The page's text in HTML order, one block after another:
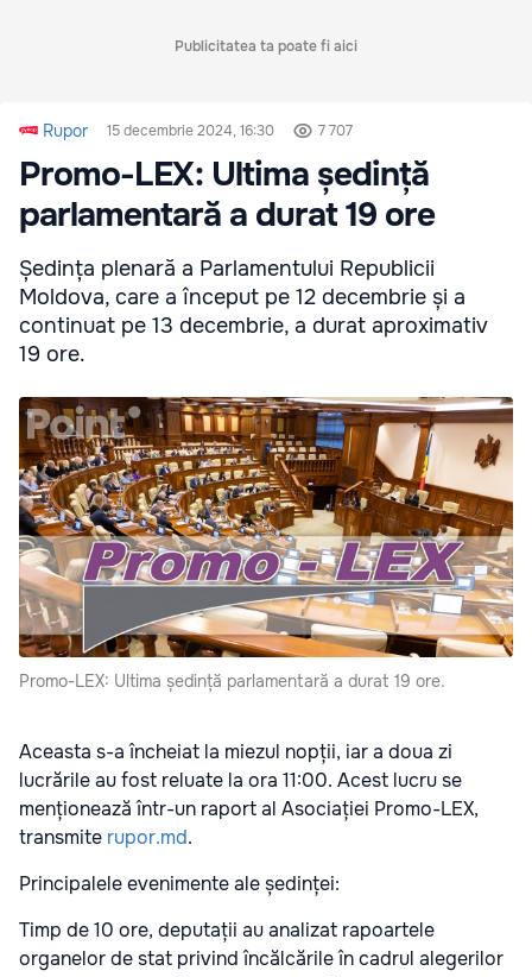
Publicitatea ta poate fi aici
Rupor 15 decembrie 2024, 16:30 7 707
Promo-LEX: Ultima ședință
parlamentară a durat 19 ore
Ședința plenară a Parlamentului Republicii
Moldova, care a început pe 12 decembrie și a
continuat pe 13 decembrie, a durat aproximativ
19 ore.
Promo-LEX: Ultima ședință parlamentară a durat 19 ore.
Aceasta s-a încheiat la miezul nopții, iar a doua zi
lucrările au fost reluate la ora 11:00. Acest lucru se
menționează într-un raport al Asociației Promo-LEX,
transmite rupor.md.
Principalele evenimente ale ședinței:
Timp de 10 ore, deputații au analizat rapoartele
organelor de stat privind încălcările în cadrul alegerilor